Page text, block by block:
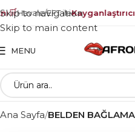
🛒Havale/EFT ileKayganlaştırıcı
Skip to navigation
Skip to main content
MENU
Ana Sayfa BELDEN